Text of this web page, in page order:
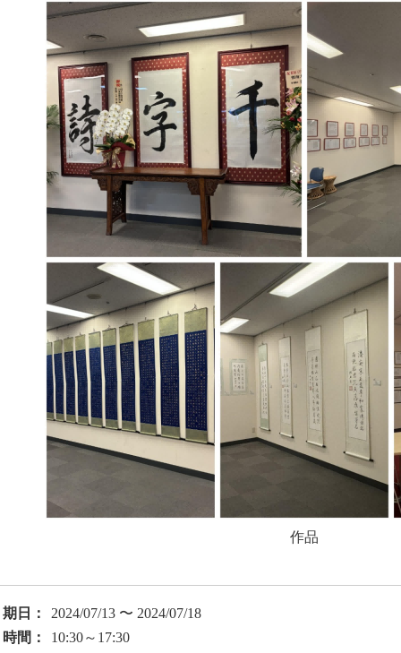
作品
期日：
2024/07/13 〜 2024/07/18
時間：
10:30～17:30